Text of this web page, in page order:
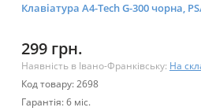
Клавіатура A4-Tech G-300 чорна,
299 грн.
Наявність в Івано-Франківську: На
Код товару: 2698
Гарантія: 6 міс.